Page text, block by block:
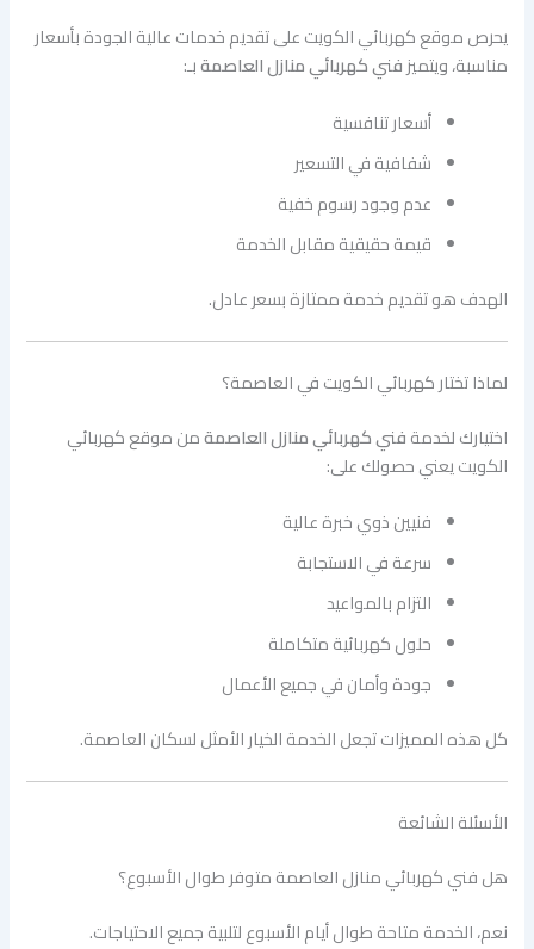
يحرص موقع كهربائي الكويت على تقديم خدمات عالية الجودة بأسعار
مناسبة، ويتميزفني كهربائي منازل العاصمةبـ:
أسعار تنافسية
شفافية في التسعير
عدم وجود رسوم خفية
قيمة حقيقية مقابل الخدمة
الهدف هو تقديم خدمة ممتازة بسعر عادل.
لماذا تختار كهربائي الكويت في العاصمة؟
اختيارك لخدمةفني كهربائي منازل العاصمةمن موقع كهربائي
الكويت يعني حصولك على:
فنيين ذوي خبرة عالية
سرعة في الاستجابة
التزام بالمواعيد
حلول كهربائية متكاملة
جودة وأمان في جميع الأعمال
كل هذه المميزات تجعل الخدمة الخيار الأمثل لسكان العاصمة.
الأسئلة الشائعة
هل فني كهربائي منازل العاصمة متوفر طوال الأسبوع؟
نعم، الخدمة متاحة طوال أيام الأسبوع لتلبية جميع الاحتياجات.